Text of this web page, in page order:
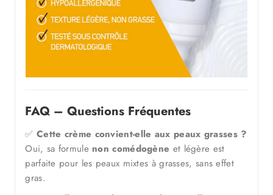
FAQ – Questions Fréquentes
✅ Cette crème convient-elle aux peaux grasses ?
Oui, sa formule non comédogène et légère est
parfaite pour les peaux mixtes à grasses, sans effet
gras.